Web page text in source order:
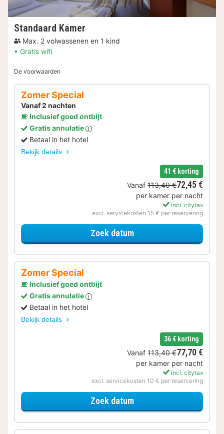
Standaard Kamer
Max. 2 volwassenen en 1 kind
Gratis wifi
De voorwaarden
Zomer Special
Vanaf 2 nachten
Inclusief goed ontbijt
Gratis annulatie
Betaal in het hotel
Bekijk details
41 € korting
Vanaf 113,40 €72,45 €
per kamer per nacht
incl. citytax
excl. servicekosten 15 € per reservering
Zoek datumvoor Zomer Special
Zomer Special
Inclusief goed ontbijt
Gratis annulatie
Betaal in het hotel
Bekijk details
36 € korting
Vanaf 113,40 €77,70 €
per kamer per nacht
incl. citytax
excl. servicekosten 10 € per reservering
Zoek datumvoor Zomer Special